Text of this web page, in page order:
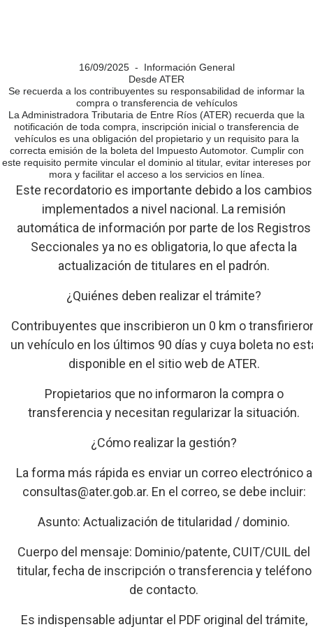
16/09/2025 - Información General
Desde ATER
Se recuerda a los contribuyentes su responsabilidad de informar la
compra o transferencia de vehículos
La Administradora Tributaria de Entre Ríos (ATER) recuerda que la
notificación de toda compra, inscripción inicial o transferencia de
vehículos es una obligación del propietario y un requisito para la
correcta emisión de la boleta del Impuesto Automotor. Cumplir con
este requisito permite vincular el dominio al titular, evitar intereses por
mora y facilitar el acceso a los servicios en línea.
Este recordatorio es importante debido a los cambios
implementados a nivel nacional. La remisión
automática de información por parte de los Registros
Seccionales ya no es obligatoria, lo que afecta la
actualización de titulares en el padrón.
¿Quiénes deben realizar el trámite?
Contribuyentes que inscribieron un 0 km o
un vehículo en los últimos 90 días y cuya boleta no
disponible en el sitio web de ATER.
Propietarios que no informaron la compra o
transferencia y necesitan regularizar la situación.
¿Cómo realizar la gestión?
La forma más rápida es enviar un correo electrónico a
consultas@ater.gob.ar. En el correo, se debe incluir:
Asunto: Actualización de titularidad / dominio.
Cuerpo del mensaje: Dominio/patente, CUIT/CUIL del
titular, fecha de inscripción o transferencia y teléfono
de contacto.
Es indispensable adjuntar el PDF original del trámite,